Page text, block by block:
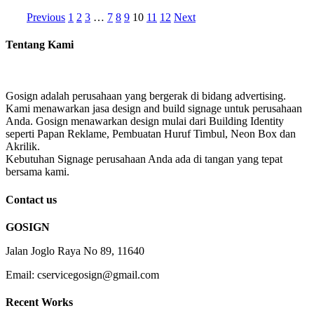
Previous 1 2 3 … 7 8 9 10 11 12 Next
Tentang Kami
Gosign adalah perusahaan yang bergerak di bidang advertising.
Kami menawarkan jasa design and build signage untuk perusahaan
Anda. Gosign menawarkan design mulai dari Building Identity
seperti Papan Reklame, Pembuatan Huruf Timbul, Neon Box dan
Akrilik.
Kebutuhan Signage perusahaan Anda ada di tangan yang tepat
bersama kami.
Contact us
GOSIGN
Jalan Joglo Raya No 89, 11640
Email: cservicegosign@gmail.com
Recent Works